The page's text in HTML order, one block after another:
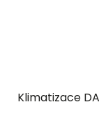
Klimatizace